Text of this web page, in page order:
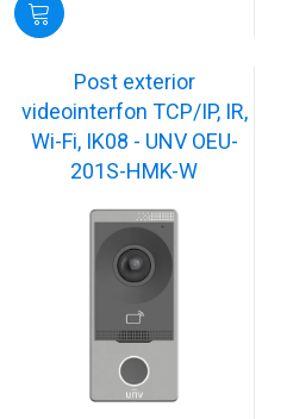
Post exterior
videointerfon TCP/IP, IR,
Wi-Fi, IK08 - UNV OEU-
201S-HMK-W